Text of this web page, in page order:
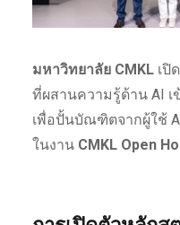
มหาวิทยาลัย CMKLเปิ
ที่ผสานความรู้ด้าน AI
เพื่อปั้นบัณฑิตจากผู้ใช้
ในงาน CMKL Open